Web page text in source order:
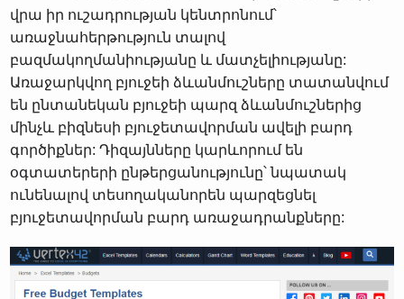
վրա իր ուշադրության կենտրոնում՝
առաջնահերթություն տալով
բազմակողմանիությանը և մատչելիությանը:
Առաջարկվող բյուջեի ձևանմուշները տատանվում
են ընտանեկան բյուջեի պարզ ձևանմուշներից
մինչև բիզնեսի բյուջետավորման ավելի բարդ
գործիքներ: Դիզայնները կարևորում են
օգտատերերի ընթերցանությունը՝ նպատակ
ունենալով տեսողականորեն պարզեցնել
բյուջետավորման բարդ առաջադրանքները: